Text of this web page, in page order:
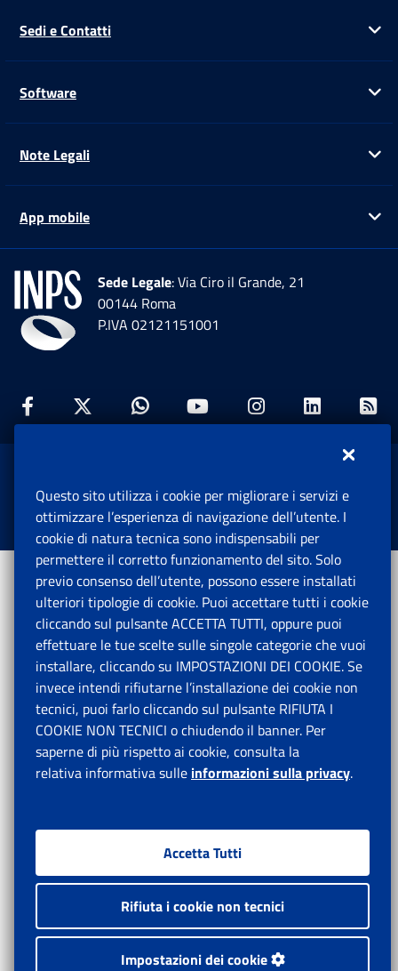
Sedi e Contatti
Software
Note Legali
App mobile
Sede Legale: Via Ciro il Grande, 21
00144 Roma
P.IVA 02121151001
Facebook: Apre una nuova finestra
Twitter: Apre una nuova finestra
Whatsapp: Apre una nuova
Youtube: Apre una
Instagram:
Istituto Nazionale Previdenza Sociale.
Tutti i diritti riservati.
Questo sito utilizza i cookie per migliorare i servizi e
ottimizzare l’esperienza di navigazione dell’utente. I
cookie di natura tecnica sono indispensabili per
permettere il corretto funzionamento del sito. Solo
previo consenso dell’utente, possono essere installati
ulteriori tipologie di cookie. Puoi accettare tutti i cookie
cliccando sul pulsante ACCETTA TUTTI, oppure puoi
effettuare le tue scelte sulle singole categorie che vuoi
installare, cliccando su IMPOSTAZIONI DEI COOKIE. Se
invece intendi rifiutarne l’installazione dei cookie non
tecnici, puoi farlo cliccando sul pulsante RIFIUTA I
COOKIE NON TECNICI o chiudendo il banner. Per
saperne di più rispetto ai cookie, consulta la
relativa informativa sulle informazioni sulla privacy.
Accetta Tutti
Rifiuta i cookie non tecnici
Impostazioni dei cookie